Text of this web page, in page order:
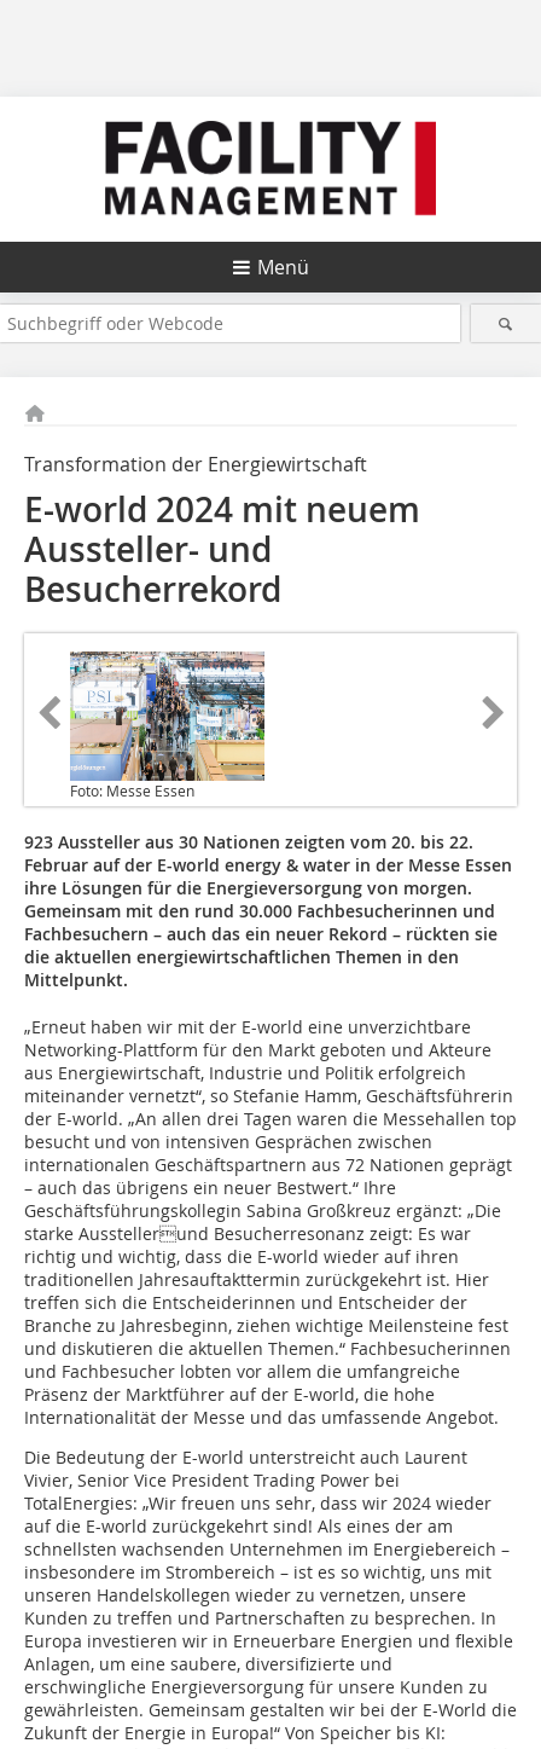
Menü
Transformation der Energiewirtschaft
E-world 2024 mit neuem
Aussteller- und
Besucherrekord
Foto: Messe Essen
923 Aussteller aus 30 Nationen zeigten vom 20. bis 22.
Februar auf der E-world energy & water in der Messe Essen
ihre Lösungen für die Energieversorgung von morgen.
Gemeinsam mit den rund 30.000 Fachbesucherinnen und
Fachbesuchern – auch das ein neuer Rekord – rückten sie
die aktuellen energiewirtschaftlichen Themen in den
Mittelpunkt.
„Erneut haben wir mit der E-world eine unverzichtbare
Networking-Plattform für den Markt geboten und Akteure
aus Energiewirtschaft, Industrie und Politik erfolgreich
miteinander vernetzt“, so Stefanie Hamm, Geschäftsführerin
der E-world. „An allen drei Tagen waren die Messehallen top
besucht und von intensiven Gesprächen zwischen
internationalen Geschäftspartnern aus 72 Nationen geprägt
– auch das übrigens ein neuer Bestwert.“ Ihre
Geschäftsführungskollegin Sabina Großkreuz ergänzt: „Die
starke Ausstellerund Besucherresonanz zeigt: Es war
richtig und wichtig, dass die E-world wieder auf ihren
traditionellen Jahresauftakttermin zurückgekehrt ist. Hier
treffen sich die Entscheiderinnen und Entscheider der
Branche zu Jahresbeginn, ziehen wichtige Meilensteine fest
und diskutieren die aktuellen Themen.“ Fachbesucherinnen
und Fachbesucher lobten vor allem die umfangreiche
Präsenz der Marktführer auf der E-world, die hohe
Internationalität der Messe und das umfassende Angebot.
Die Bedeutung der E-world unterstreicht auch Laurent
Vivier, Senior Vice President Trading Power bei
TotalEnergies: „Wir freuen uns sehr, dass wir 2024 wieder
auf die E-world zurückgekehrt sind! Als eines der am
schnellsten wachsenden Unternehmen im Energiebereich –
insbesondere im Strombereich – ist es so wichtig, uns mit
unseren Handelskollegen wieder zu vernetzen, unsere
Kunden zu treffen und Partnerschaften zu besprechen. In
Europa investieren wir in Erneuerbare Energien und flexible
Anlagen, um eine saubere, diversifizierte und
erschwingliche Energieversorgung für unsere Kunden zu
gewährleisten. Gemeinsam gestalten wir bei der E-World die
Zukunft der Energie in Europa!“ Von Speicher bis KI: